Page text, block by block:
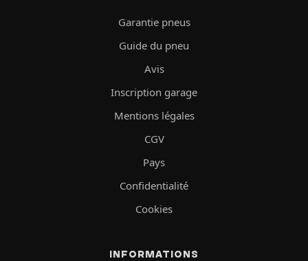
Garantie pneus
Guide du pneu
Avis
Inscription garage
Mentions légales
CGV
Pays
Confidentialité
Cookies
INFORMATIONS